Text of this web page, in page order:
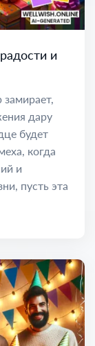
и
дару
будет
когда
и
пусть эта